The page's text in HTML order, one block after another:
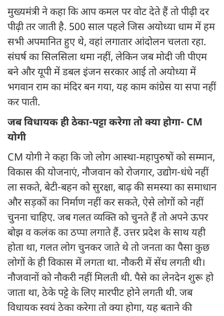
मुख्यमंत्री ने कहा कि आप कमल पर वोट देते हैं तो पीढ़ी दर
पीढ़ी तर जाती है. 500 साल पहले जिस अयोध्या धाम में हम
सभी अपमानित हुए थे, वहां लगातार आंदोलन चलता रहा.
संघर्ष का सिलसिला थमा नहीं, लेकिन जब मोदी जी पीएम
बने और यूपी में डबल इंजन सरकार आई तो अयोध्या में
भगवान राम का मंदिर बन गया, यह काम कांग्रेस या सपा नहीं
कर पाती.
जब विधायक ही ठेका-पट्टा करेगा तो क्या होगा- CM
योगी
CM योगी ने कहा कि जो लोग आस्था-महापुरुषों को सम्मान,
विकास की योजनाएं, नौजवान को रोजगार, उद्योग-धंधे नहीं
ला सकते, बेटी-बहन को सुरक्षा, बाढ़ की समस्या का समाधान
और सड़कों का निर्माण नहीं कर सकते, ऐसे लोगों को नहीं
चुनना चाहिए. जब गलत व्यक्ति को चुनते हैं तो अपने ऊपर
बोझ व कलंक का ठप्पा लगाते हैं. उत्तर प्रदेश के साथ यही
होता था, गलत लोग चुनकर जाते थे तो जनता का पैसा कुछ
लोगों के ही विकास में लगता था. नौकरी में सेंध लगती थी।
नौजवानों को नौकरी नहीं मिलती थी. पैसे का लेनदेन शुरू हो
जाता था, ठेके पट्टे के लिए मारपीट होने लगती थी. जब
विधायक स्वयं ठेका करेगा तो क्या होगा, यह बताने की